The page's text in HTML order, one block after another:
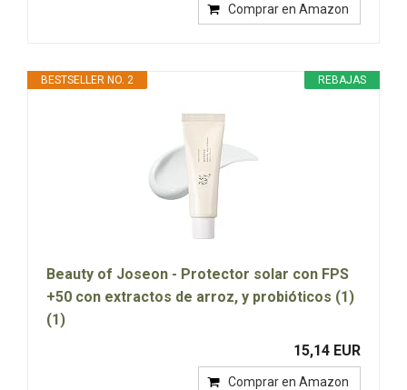
Comprar en Amazon
REBAJAS
BESTSELLER NO. 2
Beauty of Joseon - Protector solar con FPS
+50 con extractos de arroz, y probióticos (1)
(1)
15,14 EUR
Comprar en Amazon